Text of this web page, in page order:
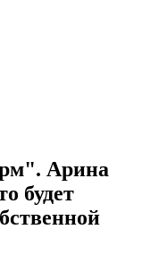
Арина
будет